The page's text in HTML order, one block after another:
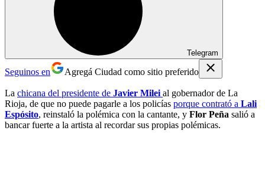
Telegram
Seguinos en Agregá Ciudad como sitio preferido
La chicana del presidente de Javier Milei al gobernador de La
Rioja, de que no puede pagarle a los policías porque contrató a Lali
Espósito, reinstaló la polémica con la cantante, y Flor Peña salió a
bancar fuerte a la artista al recordar sus propias polémicas.